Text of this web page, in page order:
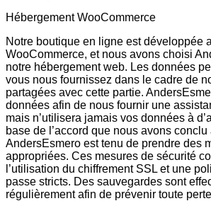
Hébergement WooCommerce
Notre boutique en ligne est développée
WooCommerce, et nous avons choisi
notre hébergement web. Les données
vous nous fournissez dans le cadre de
partagées avec cette partie.
données afin de nous fournir une
mais n’utilisera jamais vos données à
base de l’accord que nous avons conclu
AndersEsmero est tenu de prendre des
appropriées. Ces mesures de sécurité
l’utilisation du chiffrement SSL et une
passe stricts. Des sauvegardes sont
régulièrement afin de prévenir toute